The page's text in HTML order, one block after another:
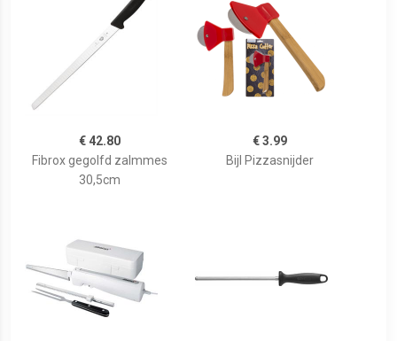
€ 42.80
Fibrox gegolfd zalmmes
30,5cm
€ 3.99
Bijl Pizzasnijder